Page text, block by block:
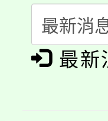
代理(
轉知
《
淨零
115年
最新